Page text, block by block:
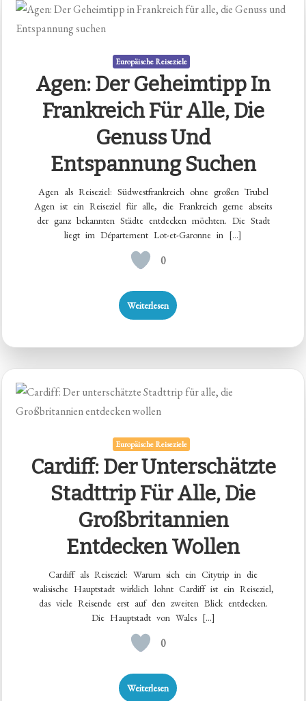
Europäische Reiseziele
Agen: Der Geheimtipp In
Frankreich Für Alle, Die
Genuss Und
Entspannung Suchen
Agen als Reiseziel: Südwestfrankreich ohne großen Trubel
Agen ist ein Reiseziel für alle, die Frankreich gerne abseits
der ganz bekannten Städte entdecken möchten. Die Stadt
liegt im Département Lot-et-Garonne in […]
0
Weiterlesen
Europäische Reiseziele
Cardiff: Der Unterschätzte
Stadttrip Für Alle, Die
Großbritannien
Entdecken Wollen
Cardiff als Reiseziel: Warum sich ein Citytrip in die
walisische Hauptstadt wirklich lohnt Cardiff ist ein Reiseziel,
das viele Reisende erst auf den zweiten Blick entdecken.
Die Hauptstadt von Wales […]
0
Weiterlesen